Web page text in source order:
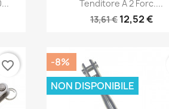
Tenditore A 2 Forc....
13,61 € 12,52 €
favorite_border
-8%
NON DISPONIBILE